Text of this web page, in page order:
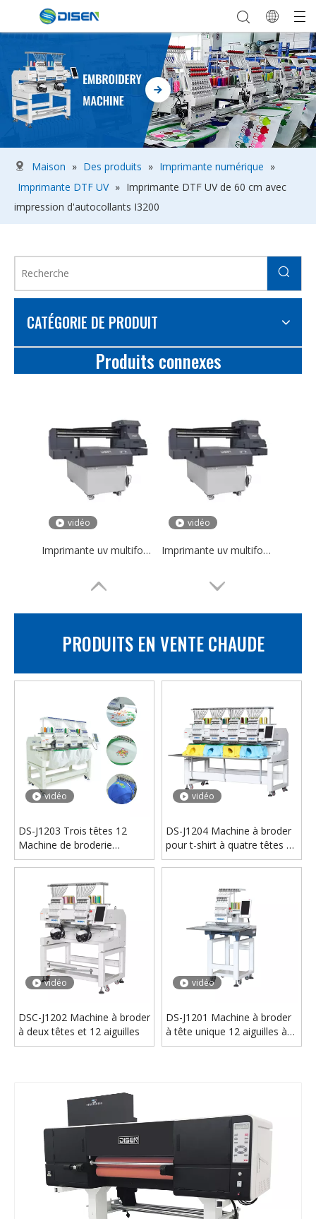
Maison » Des produits » Imprimante numérique »
Imprimante DTF UV » Imprimante DTF UV de 60 cm avec
impression d'autocollants I3200
CATÉGORIE DE PRODUIT
Produits connexes
vidéo
Imprimante uv multifonctionnelle à plat 6090, verre acrylique cristal, jet d'encre uv, imprimante rotative à plat
vidéo
Imprimante uv multifonctionnelle à plat 6090, verre acrylique cristal, jet d'encre uv, imprimante rotative à plat
vidéo vidéo
Mini imprimante numérique à plat Uv A4 A5, petit nuage, imprimante autonome pour étui de téléphone portable
vidéo vidéo
DS-HY300W 30 cm Dtf UV Film Imprimante 3D A3 Rouleau Pour Rouler Directement Sur Film Jet D'encre Numérique À Plat Uv Imprimante Pour A/B Film DS-HY300W 30 cm Dtf UV Film Imprimante 3D A3 Rouleau Pour Rouler Directement Sur Film Jet D'encre Numérique À Plat Uv Imprimante Pour A/B Film
PRODUITS EN VENTE CHAUDE
vidéo
DS-J1203 Trois têtes 12
Machine de broderie
d'aiguilles
vidéo
DS-J1204 Machine à broder
pour t-shirt à quatre têtes et
12 aiguilles
vidéo
DSC-J1202 Machine à broder
à deux têtes et 12 aiguilles
vidéo
DS-J1201 Machine à broder
à tête unique 12 aiguilles à
vendre